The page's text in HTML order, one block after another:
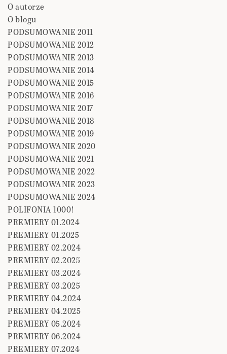
O autorze
O blogu
PODSUMOWANIE 2011
PODSUMOWANIE 2012
PODSUMOWANIE 2013
PODSUMOWANIE 2014
PODSUMOWANIE 2015
PODSUMOWANIE 2016
PODSUMOWANIE 2017
PODSUMOWANIE 2018
PODSUMOWANIE 2019
PODSUMOWANIE 2020
PODSUMOWANIE 2021
PODSUMOWANIE 2022
PODSUMOWANIE 2023
PODSUMOWANIE 2024
POLIFONIA 1000!
PREMIERY 01.2024
PREMIERY 01.2025
PREMIERY 02.2024
PREMIERY 02.2025
PREMIERY 03.2024
PREMIERY 03.2025
PREMIERY 04.2024
PREMIERY 04.2025
PREMIERY 05.2024
PREMIERY 06.2024
PREMIERY 07.2024